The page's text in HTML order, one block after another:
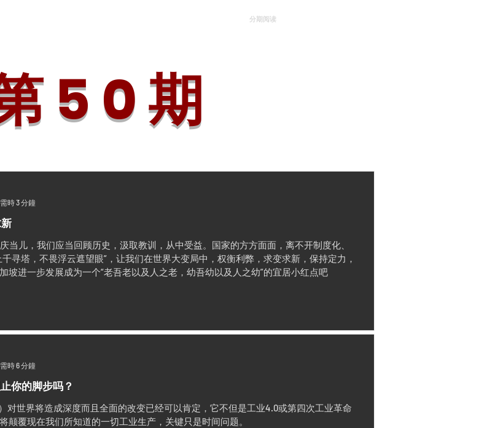
分期阅读
5 0 期
当儿，我们应当回顾历史，汲取教训，从中受益。国家的方方面面，离不开制度化、
千寻塔，不畏浮云遮望眼”，让我们在世界大变局中，权衡利弊，求变求新，保持定力，
坡进一步发展成为一个“老吾老以及人之老，幼吾幼以及人之幼”的宜居小红点吧
時 3 分鐘
你的脚步吗？
对世界将造成深度而且全面的改变已经可以肯定，它不但是工业4.0或第四次工业革命
颠覆现在我们所知道的一切工业生产，关键只是时间问题。
時 6 分鐘